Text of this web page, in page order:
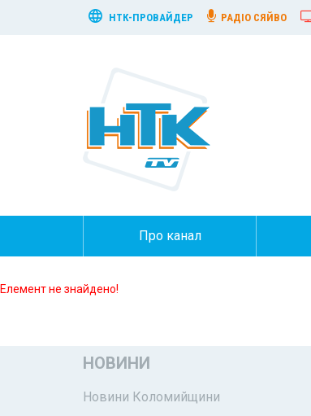
НТК-ПРОВАЙДЕР РАДІО СЯЙВО
Про канал
Елемент не знайдено!
НОВИНИ
Новини Коломийщини